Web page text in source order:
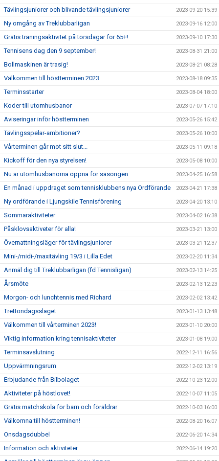
Tävlingsjuniorer och blivande tävlingsjuniorer 2023-09-20 15:39
Ny omgång av Treklubbarligan 2023-09-16 12:00
Gratis träningsaktivitet på torsdagar för 65+! 2023-09-10 17:30
Tennisens dag den 9 september! 2023-08-31 21:00
Bollmaskinen är trasig! 2023-08-21 08:28
Välkommen till höstterminen 2023 2023-08-18 09:35
Terminsstarter 2023-08-04 18:00
Koder till utomhusbanor 2023-07-07 17:10
Aviseringar inför höstterminen 2023-05-26 15:42
Tävlingsspelar-ambitioner? 2023-05-26 10:00
Vårterminen går mot sitt slut... 2023-05-11 09:18
Kickoff för den nya styrelsen! 2023-05-08 10:00
Nu är utomhusbanorna öppna för säsongen 2023-04-25 16:58
En månad i uppdraget som tennisklubbens nya Ordförande 2023-04-21 17:38
Ny ordförande i Ljungskile Tennisförening 2023-04-20 13:10
Sommaraktiviteter 2023-04-02 16:38
Påsklovsaktiveter för alla! 2023-03-21 13:00
Övernattningsläger för tävlingsjuniorer 2023-03-21 12:37
Mini-/midi-/maxitävling 19/3 i Lilla Edet 2023-02-20 11:34
Anmäl dig till Treklubbarligan (fd Tennisligan) 2023-02-13 14:25
Årsmöte 2023-02-13 12:23
Morgon- och lunchtennis med Richard 2023-02-02 13:42
Trettondagsslaget 2023-01-13 13:48
Välkommen till vårterminen 2023! 2023-01-10 20:00
Viktig information kring tennisaktiviteter 2023-01-08 19:00
Terminsavslutning 2022-12-11 16:56
Uppvärmningsrum 2022-12-02 13:19
Erbjudande från Bilbolaget 2022-10-23 12:00
Aktiviteter på höstlovet! 2022-10-07 11:05
Gratis matchskola för barn och föräldrar 2022-10-03 16:00
Välkomna till höstterminen! 2022-08-20 16:07
Onsdagsdubbel 2022-06-20 14:34
Information och aktiviteter 2022-06-14 19:20